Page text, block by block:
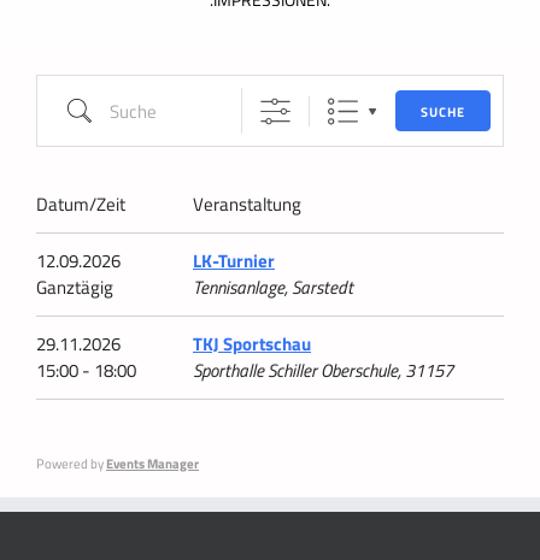
Suche SUCHE
Datum/Zeit Veranstaltung
12.09.2026
Ganztägig
LK-Turnier
Tennisanlage, Sarstedt
29.11.2026
15:00 - 18:00
TKJ Sportschau
Sporthalle Schiller Oberschule, 31157
Powered byEvents Manager